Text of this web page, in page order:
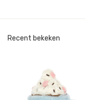
Recent bekeken